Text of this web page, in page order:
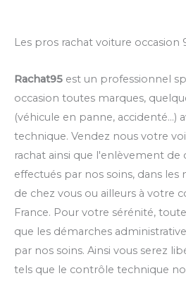
Les pros rachat voiture occasion
Rachat95 est un professionnel
occasion toutes marques,
(véhicule en panne, accidenté...)
technique. Vendez nous votre
rachat ainsi que l'enlèvement de
effectués par nos soins, dans les
de chez vous ou ailleurs à votre
France. Pour votre sérénité,
que les démarches
par nos soins. Ainsi vous serez
tels que le contrôle technique